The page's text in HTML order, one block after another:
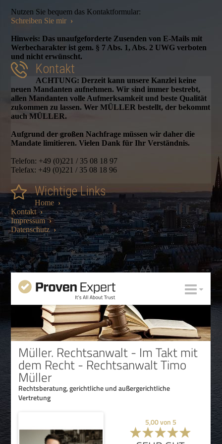
Nutzen Sie bequem das Kontaktformular:
Schreiben Sie mir ›
Hinweis: Das unaufgeforderte Zusenden von E-Mails mit
Werbecharakter ist gem. § 7 Abs. 1, Abs. 2 UWG verboten
und nicht erwünscht.
Kontakt
ACHTUNG: Derzeit kann unsere Kanzlei keine
neuen Mandanten aufnehmen. Wir sind immer bestrebt,
allen Mandanten volle Aufmerksamkeit und beste Qualität
zukommen zu lassen. Wer MÜLLER bestellt, der bekommt
auch MÜLLER.
Aufgrund der großen Nachfrage müssen wir daher die
Mandate limitieren. Vielen Dank für Ihr Verständnis.
Telefon: +49 (0)221 / 35 08 18 97
Telefax: +49 (0)221 / 35 08 18 96
Wichtige Links
Home ›
Kontakt ›
Impressum ›
Datenschutz ›